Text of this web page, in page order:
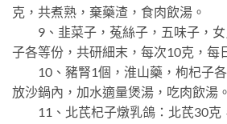
克，共煮熟，棄藥渣，食肉飲湯。
9、韭菜子，菟絲子，五味子，女
子各等份，共研細末，每次10克，每
10、豬腎1個，淮山藥，枸杞子各
放沙鍋內，加水適量煲湯，吃肉飲湯。
11、北芪杞子燉乳鴿：北芪30克